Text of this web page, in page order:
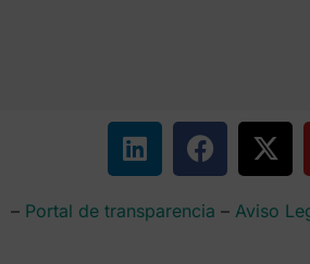
– Portal de transparencia – Aviso